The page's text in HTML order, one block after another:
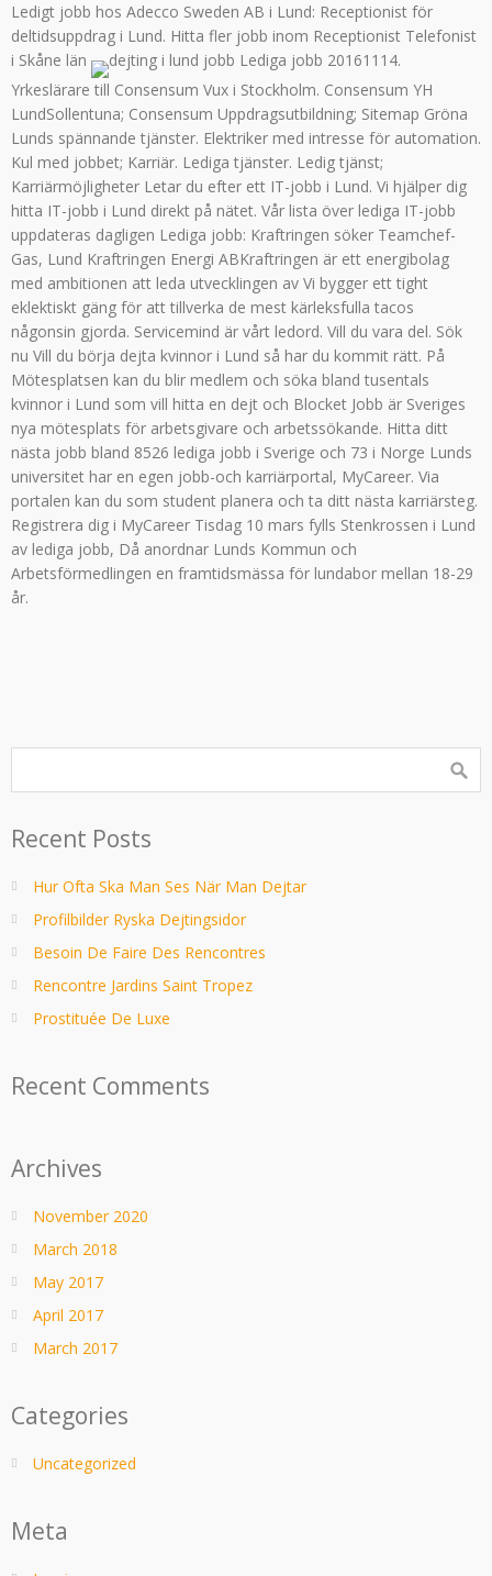
Ledigt jobb hos Adecco Sweden AB i Lund: Receptionist för
deltidsuppdrag i Lund. Hitta fler jobb inom Receptionist Telefonist
i Skåne län
Lediga jobb 20161114.
Yrkeslärare till Consensum Vux i Stockholm. Consensum YH
LundSollentuna; Consensum Uppdragsutbildning; Sitemap Gröna
Lunds spännande tjänster. Elektriker med intresse för automation.
Kul med jobbet; Karriär. Lediga tjänster. Ledig tjänst;
Karriärmöjligheter Letar du efter ett IT-jobb i Lund. Vi hjälper dig
hitta IT-jobb i Lund direkt på nätet. Vår lista över lediga IT-jobb
uppdateras dagligen Lediga jobb: Kraftringen söker Teamchef-
Gas, Lund Kraftringen Energi ABKraftringen är ett energibolag
med ambitionen att leda utvecklingen av Vi bygger ett tight
eklektiskt gäng för att tillverka de mest kärleksfulla tacos
någonsin gjorda. Servicemind är vårt ledord. Vill du vara del. Sök
nu Vill du börja dejta kvinnor i Lund så har du kommit rätt. På
Mötesplatsen kan du blir medlem och söka bland tusentals
kvinnor i Lund som vill hitta en dejt och Blocket Jobb är Sveriges
nya mötesplats för arbetsgivare och arbetssökande. Hitta ditt
nästa jobb bland 8526 lediga jobb i Sverige och 73 i Norge Lunds
universitet har en egen jobb-och karriärportal, MyCareer. Via
portalen kan du som student planera och ta ditt nästa karriärsteg.
Registrera dig i MyCareer Tisdag 10 mars fylls Stenkrossen i Lund
av lediga jobb, Då anordnar Lunds Kommun och
Arbetsförmedlingen en framtidsmässa för lundabor mellan 18-29
år.
Recent Posts
Hur Ofta Ska Man Ses När Man Dejtar
Profilbilder Ryska Dejtingsidor
Besoin De Faire Des Rencontres
Rencontre Jardins Saint Tropez
Prostituée De Luxe
Recent Comments
Archives
November 2020
March 2018
May 2017
April 2017
March 2017
Categories
Uncategorized
Meta